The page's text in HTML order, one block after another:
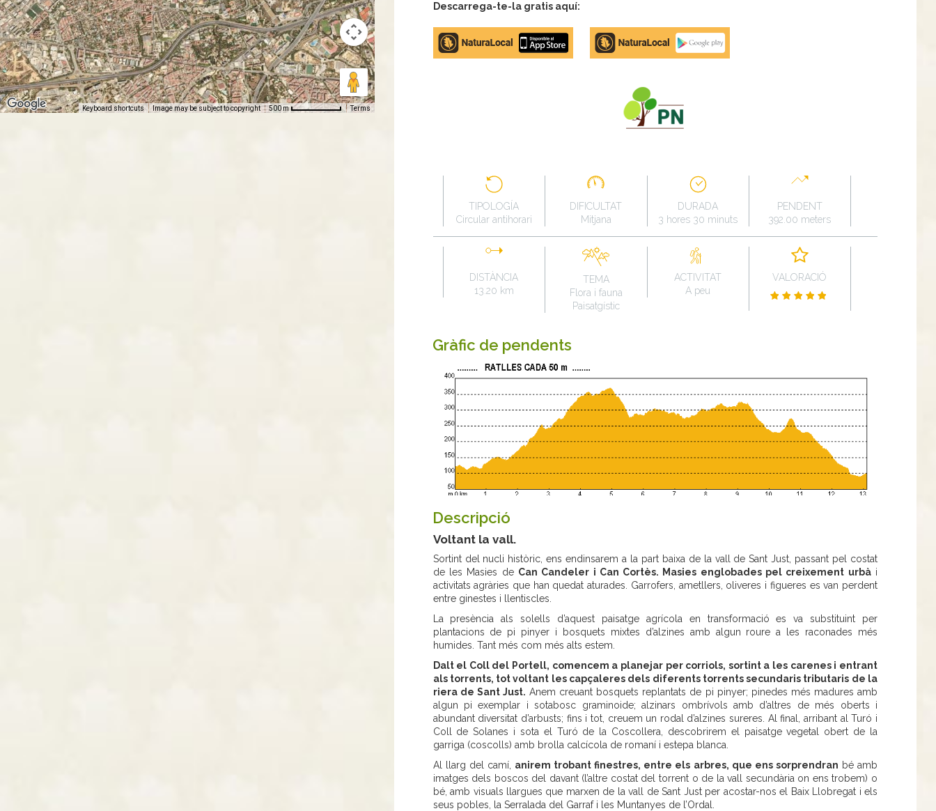
Keyboard shortcuts Image may be subject to copyright 500 m Terms
Descarrega-te-la gratis aquí:
Apple
store
Google
Play
TIPOLOGÍA
Circular antihorari
DIFICULTAT
Mitjana
DURADA
3 hores 30 minuts
PENDENT
392.00 meters
DISTÀNCIA
13.20 km
TEMA
Flora i fauna
Paisatgístic
ACTIVITAT
A peu
VALORACIÓ
Gràfic de pendents
Descripció
Voltant la vall.
Sortint del nucli històric, ens endinsarem a la part baixa de la vall de Sant Just, passant pel costat
de les Masies de Can Candeler i Can Cortès. Masies englobades pel creixement urbài
activitats agràries que han quedat aturades. Garrofers, ametllers, oliveres i figueres es van perdent
entre ginestes i llentiscles.
La presència als solells d’aquest paisatge agrícola en transformació es va substituint per
plantacions de pi pinyer i bosquets mixtes d’alzines amb algun roure a les raconades més
humides. Tant més com més alts estem.
Dalt el Coll del Portell, comencem a planejar per corriols, sortint a les carenes i entrant
als torrents, tot voltant les capçaleres dels diferents torrents secundaris tributaris de la
riera de Sant Just. Anem creuant bosquets replantats de pi pinyer; pinedes més madures amb
algun pi exemplar i sotabosc graminoide; alzinars ombrívols amb d’altres de més oberts i
abundant diversitat d’arbusts; fins i tot, creuem un rodal d’alzines sureres. Al final, arribant al Turó i
Coll de Solanes i sota el Turó de la Coscollera, descobrirem el paisatge vegetal obert de la
garriga (coscolls) amb brolla calcícola de romaní i estepa blanca.
Al llarg del camí, anirem trobant finestres, entre els arbres, que ens sorprendran bé amb
imatges dels boscos del davant (l’altre costat del torrent o de la vall secundària on ens trobem) o
bé, amb visuals llargues que marxen de la vall de Sant Just per acostar-nos el Baix Llobregat i els
seus pobles, la Serralada del Garraf i les Muntanyes de l’Ordal.